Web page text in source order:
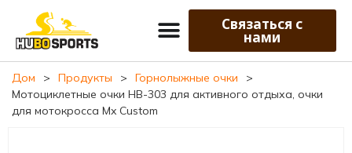
Связаться с
нами
Дом > Продукты > Горнолыжные очки
>
Мотоциклетные очки HB-303 для активного отдыха, очки
для мотокросса Mx Custom